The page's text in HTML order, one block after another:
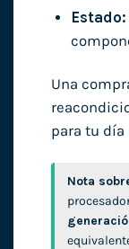
Estado:
Una
para tu día
Nota